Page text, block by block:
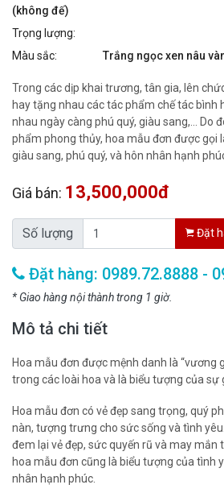
(không đế)
Trọng lượng:
Màu sắc:
Trắng ngọc xen nâu
Trong các dịp khai trương, tân gia, lên
hay tặng nhau các tác phẩm chế tác bình
nhau ngày càng phú quý, giàu sang,… Do
phẩm phong thủy, hoa mẫu đơn được gọi
giàu sang, phú quý, và hôn nhân hạnh
Giá bán: 13,500,000đ
Số lượng Đặt
Đặt hàng: 0989.72.8888 -
* Giao hàng nội thành trong 1 giờ.
Mô tả chi tiết
Hoa mẫu đơn được mệnh danh là “vương
trong các loài hoa và là biểu tượng của sự
Hoa mẫu đơn có vẻ đẹp sang trọng, quý
nàn, tượng trưng cho sức sống và tình
đem lại vẻ đẹp, sức quyến rũ và may mắn
hoa mẫu đơn cũng là biểu tượng của tình
nhân hạnh phúc.